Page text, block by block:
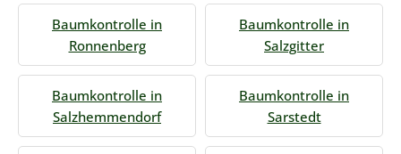
Baumkontrolle in
Ronnenberg
Baumkontrolle in
Salzgitter
Baumkontrolle in
Salzhemmendorf
Baumkontrolle in
Sarstedt